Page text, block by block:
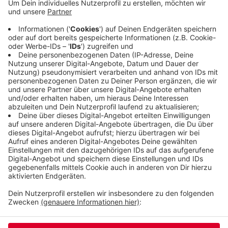
belebten Stelle ist bundesweit etwas ganz
Stunde für Wuppertal". Die organisiert auch den
Gastspieltag im Deweerthschen Garten. Wenn das
gut funktioniert und ankommt, kommt das Klavier
vielleicht auch noch an andere Orte in Wuppertal.
Veröffentlicht:Samstag, 12.08.2023 07:59
Anzeige
Anzeige